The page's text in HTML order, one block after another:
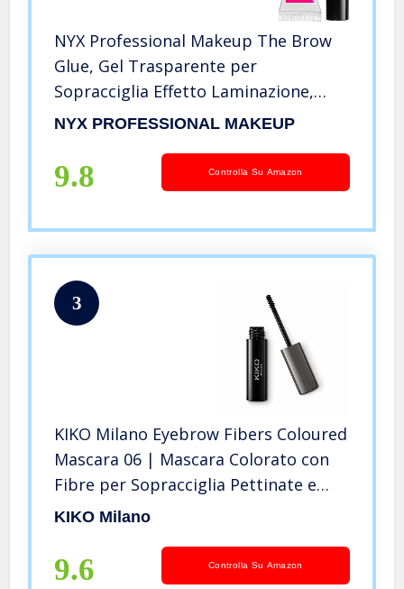
NYX Professional Makeup The Brow
Glue, Gel Trasparente per
Sopracciglia Effetto Laminazione,
Fino a 16 ore di Tenuta
NYX PROFESSIONAL MAKEUP
9.8 Controlla Su Amazon
3
KIKO Milano Eyebrow Fibers Coloured
Mascara 06 | Mascara Colorato con
Fibre per Sopracciglia Pettinate e
Riempite dal Finish Glossy
KIKO Milano
9.6 Controlla Su Amazon